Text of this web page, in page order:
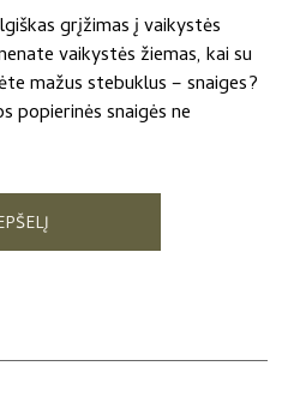
grįžimas į vaikystės
vaikystės žiemas, kai su
mažus stebuklus – snaiges?
popierinės snaigės ne